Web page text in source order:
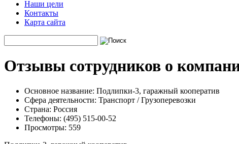
Наши цели
Контакты
Карта сайта
Отзывы сотрудников о
Основное название: Подлипки-3, гаражный кооператив
Сфера деятельности: Транспорт / Грузоперевозки
Страна: Россия
Телефоны: (495) 515-00-52
Просмотры: 559